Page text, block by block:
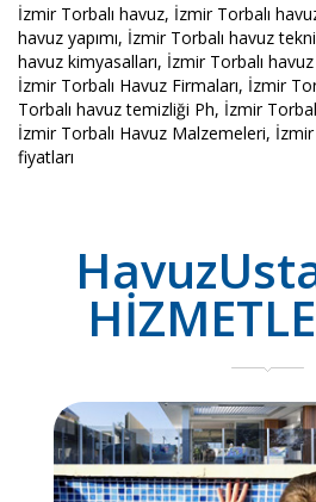
İzmir Torbalı havuz, İzmir Torbalı
havuz yapımı, İzmir Torbalı havuz
havuz kimyasalları, İzmir Torbalı
İzmir Torbalı Havuz Firmaları, İzmir
Torbalı havuz temizliği Ph, İzmir
İzmir Torbalı Havuz Malzemeleri, İzmir
fiyatları